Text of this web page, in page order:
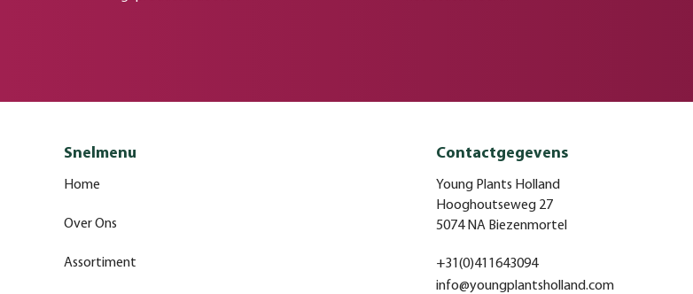
Snelmenu
Home
Over Ons
Assortiment
Contactgegevens
Young Plants Holland
Hooghoutseweg 27
5074 NA Biezenmortel
+31(0)411643094
info@youngplantsholland.com